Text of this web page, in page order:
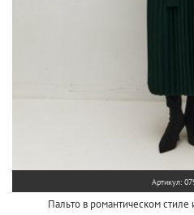
Артикул:
Пальто в романтическом